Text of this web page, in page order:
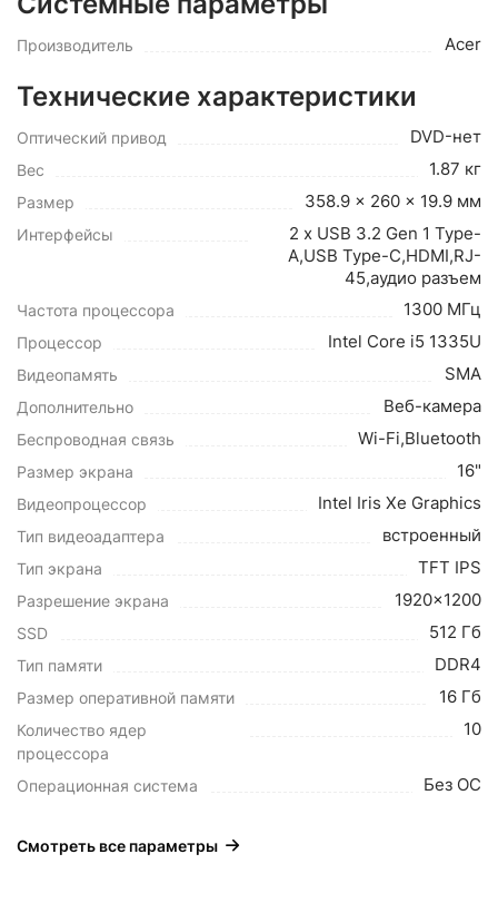
Производитель Acer
Технические характеристики
Оптический привод DVD-нет
Вес 1.87 кг
Размер 358.9 x 260 x 19.9 мм
Интерфейсы
2 x USB 3.2 Gen 1 Type-
A,USB Type-C,HDMI,RJ-
45,аудио разъем
Частота процессора 1300 МГц
Процессор Intel Core i5 1335U
Видеопамять SMA
Дополнительно Веб-камера
Беспроводная связь Wi-Fi,Bluetooth
Размер экрана 16"
Видеопроцессор Intel Iris Xe Graphics
Тип видеоадаптера встроенный
Тип экрана TFT IPS
Разрешение экрана 1920x1200
SSD 512 Гб
Тип памяти DDR4
Размер оперативной памяти 16 Гб
Количество ядер
процессора
10
Операционная система Без ОС
Смотреть все параметры